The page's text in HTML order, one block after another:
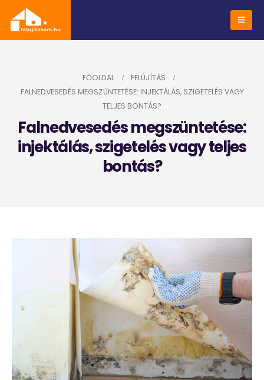
FŐOLDAL
FELÚJÍTÁS
FALNEDVESEDÉS MEGSZÜNTETÉSE: INJEKTÁLÁS, SZIGETELÉS VAGY
TELJES BONTÁS?
Falnedvesedés megszüntetése:
injektálás, szigetelés vagy teljes
bontás?